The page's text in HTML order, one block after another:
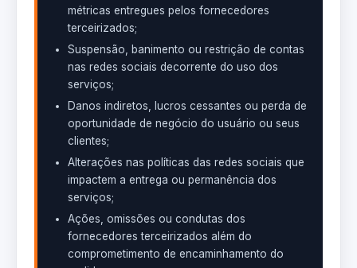
métricas entregues pelos fornecedores
terceirizados;
Suspensão, banimento ou restrição de contas
nas redes sociais decorrente do uso dos
serviços;
Danos indiretos, lucros cessantes ou perda de
oportunidade de negócio do usuário ou seus
clientes;
Alterações nas políticas das redes sociais que
impactem a entrega ou permanência dos
serviços;
Ações, omissões ou condutas dos
fornecedores terceirizados além do
comprometimento de encaminhamento do